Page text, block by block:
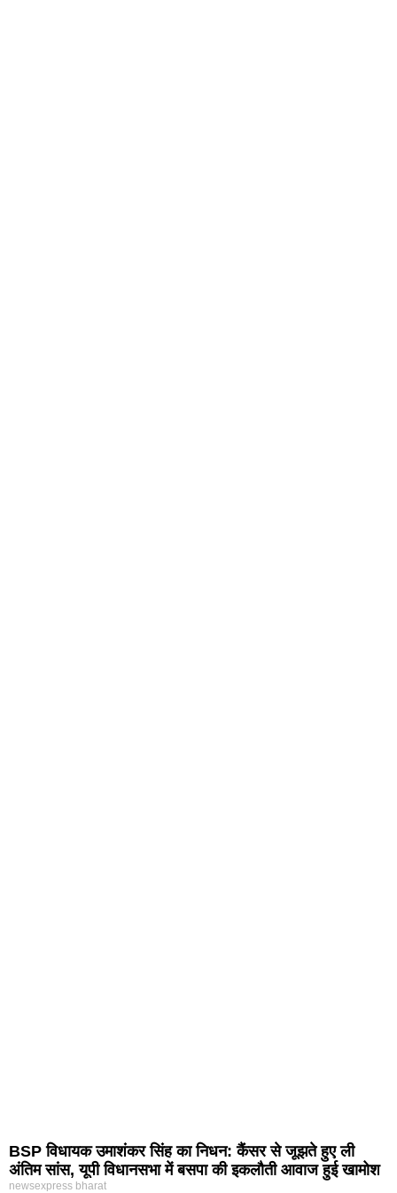
BSP विधायक उमाशंकर सिंह का निधन: कैंसर से जूझते हुए ली
अंतिम सांस, यूपी विधानसभा में बसपा की इकलौती आवाज हुई खामोश
newsexpress bharat